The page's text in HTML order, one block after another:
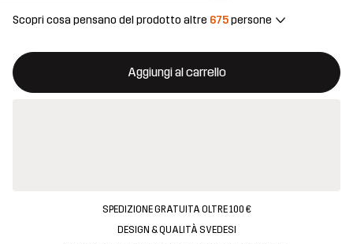
Scopri cosa pensano del prodotto altre 675persone
Aggiungi al carrello
Questo tasto aprirà una finestra modale per confermare un
{{size}} non disponibile
SPEDIZIONE GRATUITA OLTRE 100 €
DESIGN & QUALITÀ SVEDESI